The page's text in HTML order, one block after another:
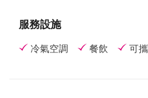
服務設施
冷氣空調 餐飲 可